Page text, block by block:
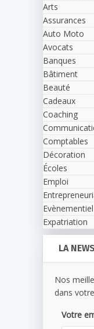
Arts
Assurances
Auto Moto
Avocats
Banques
Bâtiment
Beauté
Cadeaux
Coaching
Comptables
Décoration
Écoles
Emploi
Evènementiel
Expatriation
LA
Nos
dans
Votre